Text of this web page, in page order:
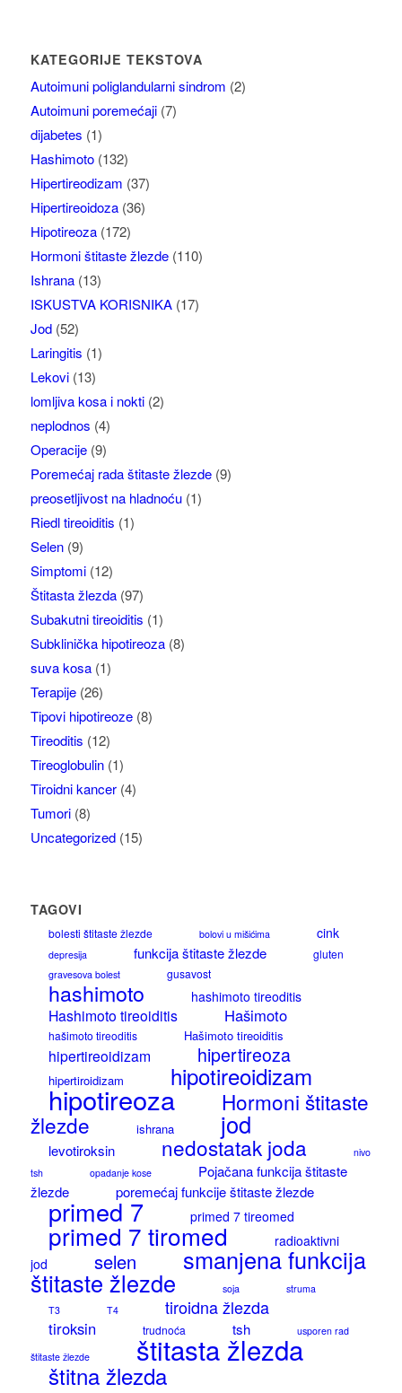
KATEGORIJE TEKSTOVA
Autoimuni poliglandularni sindrom (2)
Autoimuni poremećaji(7)
dijabetes (1)
Hashimoto(132)
Hipertireodizam (37)
Hipertireoidoza(36)
Hipotireoza(172)
Hormoni štitaste žlezde(110)
Ishrana(13)
ISKUSTVA KORISNIKA(17)
Jod(52)
Laringitis (1)
Lekovi(13)
lomljiva kosa i nokti(2)
neplodnos (4)
Operacije(9)
Poremećaj rada štitaste žlezde(9)
preosetljivost na hladnoću(1)
Riedl tireoiditis (1)
Selen(9)
Simptomi(12)
Štitasta žlezda(97)
Subakutni tireoiditis (1)
Subklinička hipotireoza(8)
suva kosa(1)
Terapije(26)
Tipovi hipotireoze(8)
Tireoditis (12)
Tireoglobulin(1)
Tiroidni kancer(4)
Tumori(8)
Uncategorized(15)
TAGOVI
bolesti štitaste žlezde bolovi u mišićima cink
depresija funkcija štitaste žlezde gluten
gravesova bolest gusavost
hashimoto hashimoto tireoditis
Hashimoto tireoiditis Hašimoto
hašimoto tireoditis Hašimoto tireoiditis
hipertireoidizam hipertireoza
hipertiroidizam hipotireoidizam
hipotireoza
Hormoni štitaste
žlezde
ishrana jod
levotiroksin nedostatak joda
nivo
tsh
opadanje kose
Pojačana funkcija štitaste
žlezde
poremećaj funkcije štitaste žlezde
primed 7 primed 7 tireomed
primed 7 tiromed
radioaktivni
jod
selen smanjena funkcija
štitaste žlezde soja
struma
T3
T4 tiroidna žlezda
tiroksin trudnoća tsh
usporen rad
štitaste žlezde
štitasta žlezda
štitna žlezda